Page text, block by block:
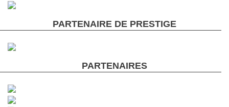
PARTENAIRE DE PRESTIGE
PARTENAIRES